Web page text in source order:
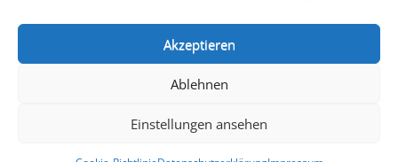
Akzeptieren
Ablehnen
Einstellungen ansehen
Cookie-Richtlinie (EU)